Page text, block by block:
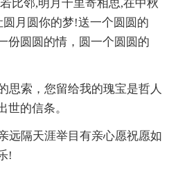
比邻,明月千里寄相思,在中秋
月圆你的梦!送一个圆圆的
份圆圆的情，圆一个圆圆的
思索，您留给我的瑰宝是哲人
世的信条。
远隔天涯举目有亲心愿祝愿如
!